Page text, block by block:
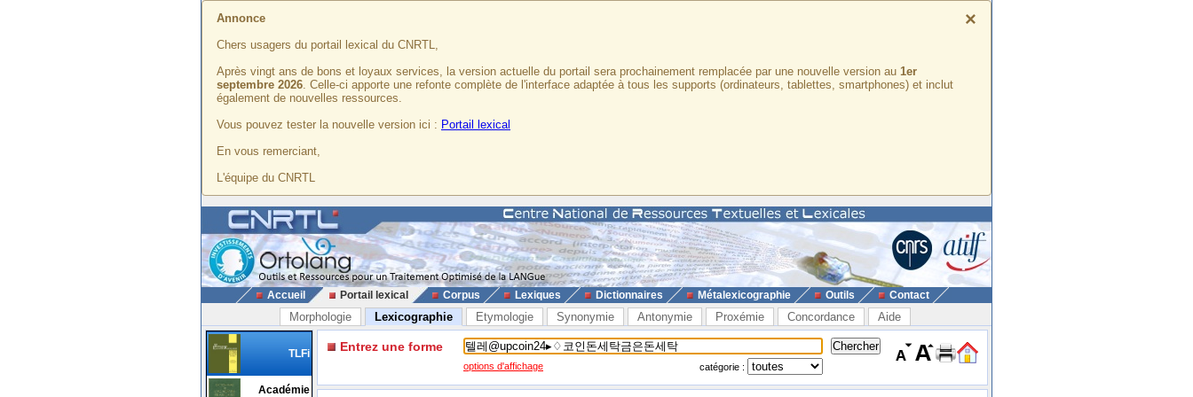
×
Annonce
Chers usagers du portail lexical du CNRTL,
Après vingt ans de bons et loyaux services, la version actuelle du portail sera prochainement remplacée par une nouvelle version au 1er
septembre 2026. Celle-ci apporte une refonte complète de l'interface adaptée à tous les supports (ordinateurs, tablettes, smartphones) et inclut
également de nouvelles ressources.
Vous pouvez tester la nouvelle version ici : Portail lexical
En vous remerciant,
L'équipe du CNRTL
Accueil Portail lexical Corpus Lexiques Dictionnaires Métalexicographie Outils Contact
Morphologie Lexicographie Etymologie Synonymie Antonymie Proxémie Concordance Aide
TLFi
Académie
Entrez une forme
options d'affichage catégorie :